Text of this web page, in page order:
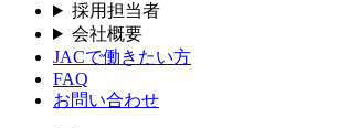
採用担当者
会社概要
JACで働きたい方
FAQ
お問い合わせ